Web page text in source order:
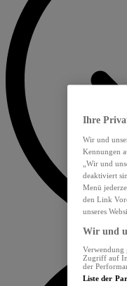
Ihre
Wir und
Kennungen
„Wir und
deaktiviert
Menü
den Link
unseres
Wir und
Verwendung
Zugriff auf
der
Liste der